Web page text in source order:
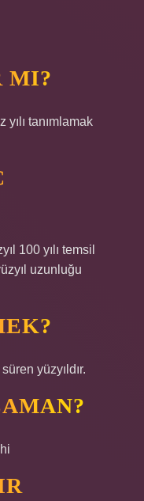
MI?
yılı tanımlamak
100 yılı temsil
uzunluğu
yüzyıldır.